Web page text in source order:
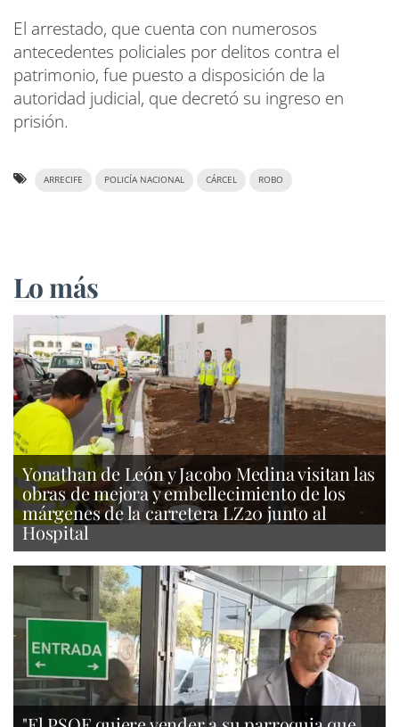
El arrestado, que cuenta con numerosos
antecedentes policiales por delitos contra el
patrimonio, fue puesto a disposición de la
autoridad judicial, que decretó su ingreso en
prisión.
ARRECIFE POLICÍA NACIONAL CÁRCEL ROBO
Lo más
Yonathan de León y Jacobo Medina visitan las
obras de mejora y embellecimiento de los
márgenes de la carretera LZ20 junto al
Hospital